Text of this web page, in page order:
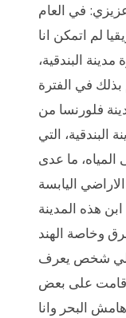
في العام
لم اتمكن انا
البندقية،
في الفترة
زرت مدينة فلورنسا من
البندقية، التي
المياه، ما عدى
اليابسة
به. وماركوبولو (١٢٥٤-١٣٢٤م) ابن هذه المدينة
وخاصة الهند
لي شخص يعرف
قامت على بعض
البحر وانا